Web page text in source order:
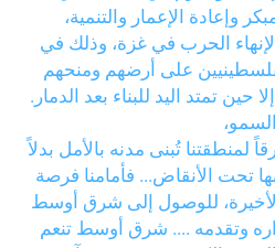
وإعادة الإعمار والتنمية،
الحرب في غزة، وذلك في
على أرضهم ومنحهم
حين تمتد اليد للبناء بعد الدمار.
تُبنى مدنه بالأمل بدلاً
تحت الأنقاض... فأمامنا فرصة
الأخيرة، للوصول إلى شرق أوسط
وتقدمه .... شرق أوسط تنعم